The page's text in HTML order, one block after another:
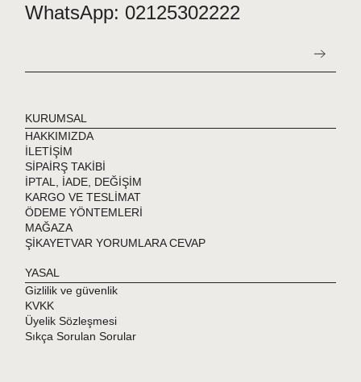
WhatsApp: 02125302222
KURUMSAL
HAKKIMIZDA
İLETİŞİM
SİPAİRŞ TAKİBİ
İPTAL, İADE, DEĞİŞİM
KARGO VE TESLİMAT
ÖDEME YÖNTEMLERİ
MAĞAZA
ŞİKAYETVAR YORUMLARA CEVAP
YASAL
Gizlilik ve güvenlik
KVKK
Üyelik Sözleşmesi
Sıkça Sorulan Sorular